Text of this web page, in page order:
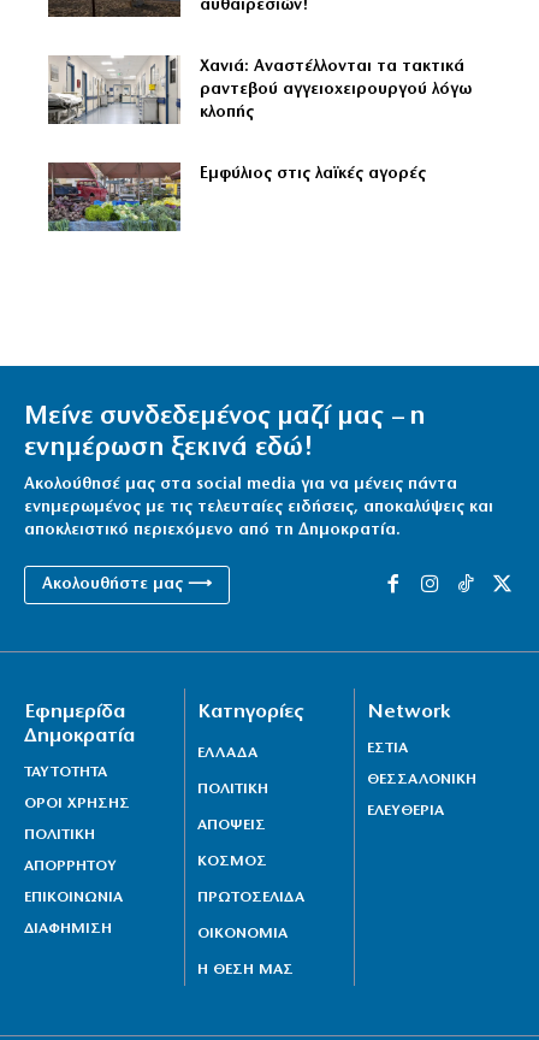
αυθαιρεσιών!
Χανιά: Αναστέλλονται τα τακτικά
ραντεβού αγγειοχειρουργού λόγω
κλοπής
Εμφύλιος στις λαϊκές αγορές
Μείνε συνδεδεμένος μαζί μας – η
ενημέρωση ξεκινά εδώ!
Ακολούθησέ μας στα social media για να μένεις πάντα
ενημερωμένος με τις τελευταίες ειδήσεις, αποκαλύψεις και
αποκλειστικό περιεχόμενο από τη Δημοκρατία.
Ακολουθήστε μας ⟶
Εφημερίδα
Δημοκρατία
ΤΑΥΤΟΤΗΤΑ
ΟΡΟΙ ΧΡΗΣΗΣ
ΠΟΛΙΤΙΚΗ
ΑΠΟΡΡΗΤΟΥ
ΕΠΙΚΟΙΝΩΝΙΑ
ΔΙΑΦΗΜΙΣΗ
Κατηγορίες
ΕΛΛΑΔΑ
ΠΟΛΙΤΙΚΗ
ΑΠΟΨΕΙΣ
ΚΟΣΜΟΣ
ΠΡΩΤΟΣΕΛΙΔΑ
ΟΙΚΟΝΟΜΙΑ
Η ΘΕΣΗ ΜΑΣ
Network
ΕΣΤΙΑ
ΘΕΣΣΑΛΟΝΙΚΗ
ΕΛΕΥΘΕΡΙΑ